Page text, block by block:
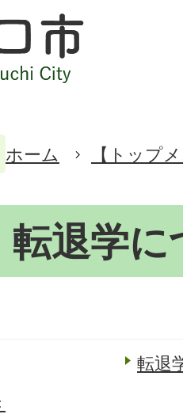
ホーム 【トップ
転退学に
転退